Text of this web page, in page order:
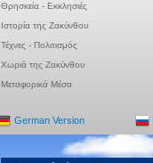
Θρησκεία - Εκκλησιές
Ιστορία της Ζακύνθου
Τέχνες - Πολιτισμός
Χωριά της Ζακύνθου
Μεταφορικά Μέσα
German Version